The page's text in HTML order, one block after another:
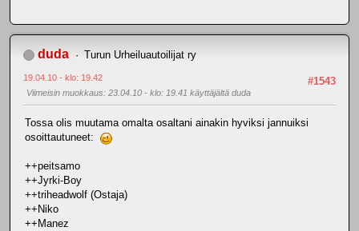
duda Turun Urheiluautoilijat ry
#1543
19.04.10 - klo: 19.42
Viimeisin muokkaus: 23.04.10 - klo: 19.41 käyttäjältä duda
Tossa olis muutama omalta osaltani ainakin hyviksi jannuiksi
osoittautuneet:
++peitsamo
++Jyrki-Boy
++triheadwolf (Ostaja)
++Niko
++Manez